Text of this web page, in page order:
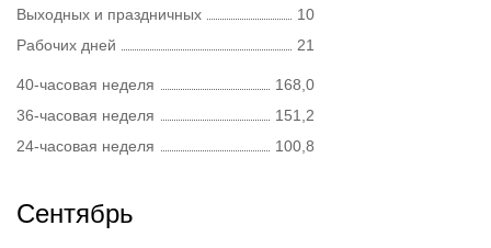
Выходных и праздничных
10
Рабочих дней
21
40-часовая неделя
168,0
36-часовая неделя
151,2
24-часовая неделя
100,8
Сентябрь